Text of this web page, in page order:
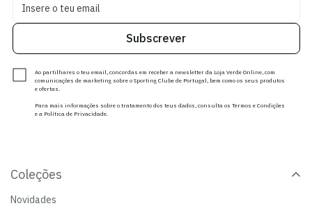
Subscrever
Ao partilhares o teu email, concordas em receber a newsletter da Loja Verde Online, com
comunicações de marketing sobre o Sporting Clube de Portugal, bem como os seus produtos
e ofertas.
Para mais informações sobre o tratamento dos teus dados, consulta os Termos e Condições
e a Política de Privacidade.
Coleções
Novidades